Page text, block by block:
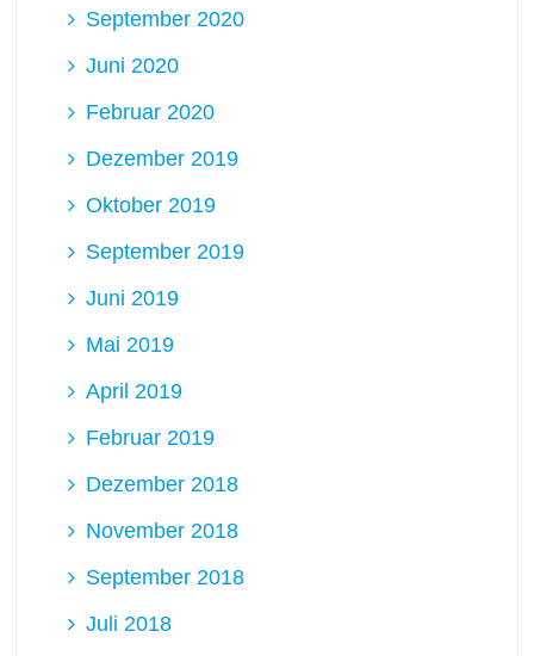
September 2020
Juni 2020
Februar 2020
Dezember 2019
Oktober 2019
September 2019
Juni 2019
Mai 2019
April 2019
Februar 2019
Dezember 2018
November 2018
September 2018
Juli 2018